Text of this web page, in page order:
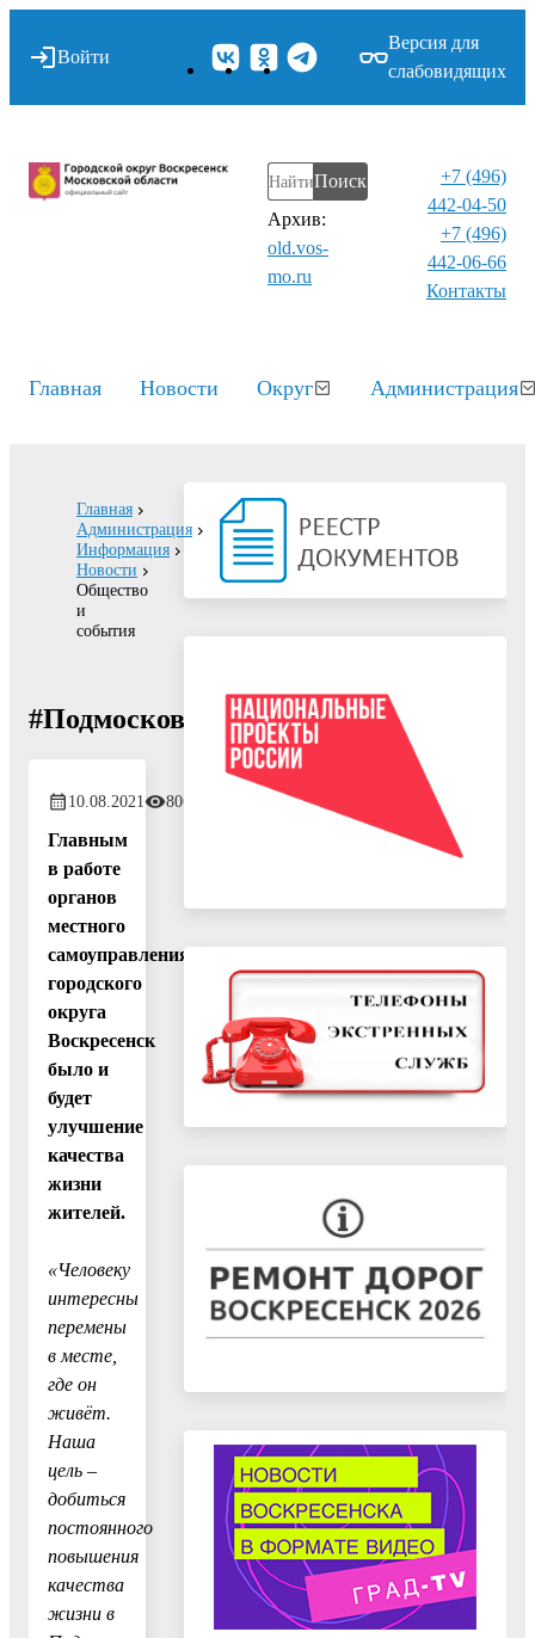
Войти
Версия для
слабовидящих
Поиск
Архив:
old.vos-
mo.ru
+7 (496)
442-04-50
+7 (496)
442-06-66
Контакты⁠
Главная Новости Округ Администрация
Главная
Администрация
Информация
Новости
Общество
и
события
#Подмосковьетерриторияперемен
10.08.2021 806
Главным
в работе
органов
местного
самоуправления
городского
округа
Воскресенск
было и
будет
улучшение
качества
жизни
жителей.
«Человеку
интересны
перемены
в месте,
где он
живёт.
Наша
цель –
добиться
постоянного
повышения
качества
жизни в